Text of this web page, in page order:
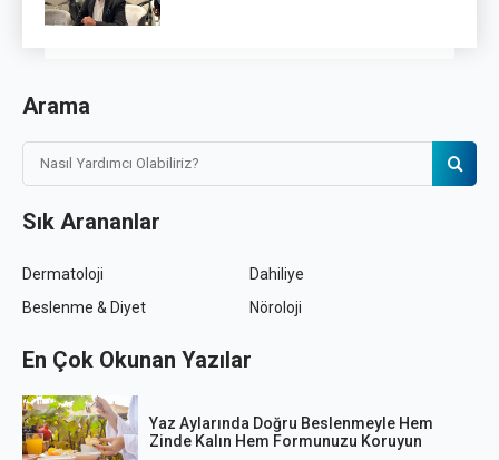
Arama
Sık Arananlar
Dermatoloji
Dahiliye
Beslenme & Diyet
Nöroloji
En Çok Okunan Yazılar
Yaz Aylarında Doğru Beslenmeyle Hem
Zinde Kalın Hem Formunuzu Koruyun